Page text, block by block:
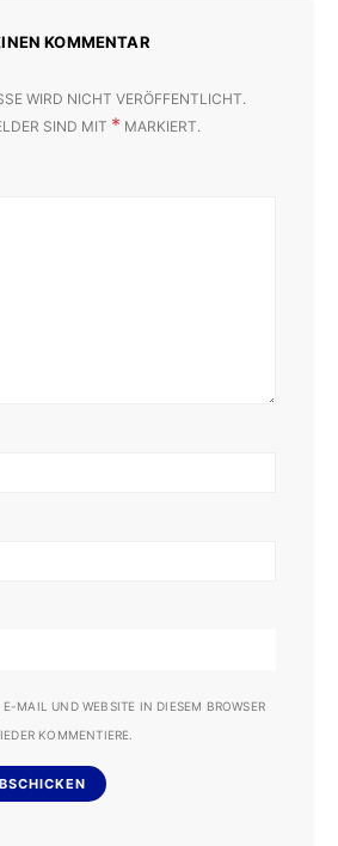
KOMMENTAR
WIRD NICHT VERÖFFENTLICHT.
SIND MIT * MARKIERT.
MAIL UND WEBSITE IN DIESEM BROWSER
KOMMENTIERE.